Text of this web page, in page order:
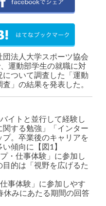
法人大学スポーツ協会
運動部学生の就職に対
ついて調査した「運動
」の結果を発表した。
イトと並行して経験し
する勉強」「インター
。卒業後のキャリアを
傾向に【図1】
・仕事体験」に参加し
的は「視野を広げるた
事体験」に参加しやす
休みにあたる期間の回答